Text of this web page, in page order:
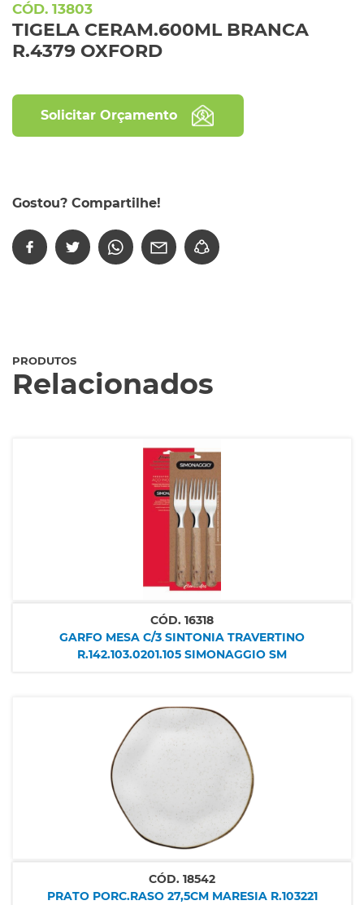
13803
TIGELA CERAM.600ML BRANCA
R.4379 OXFORD
Solicitar Orçamento
Gostou? Compartilhe!
PRODUTOS
Relacionados
CÓD. 16318
GARFO MESA C/3 SINTONIA TRAVERTINO
R.142.103.0201.105 SIMONAGGIO SM
CÓD. 18542
PRATO PORC.RASO 27,5CM MARESIA R.103221